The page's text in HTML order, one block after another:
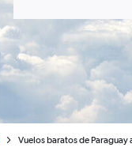
Vuelos baratos de